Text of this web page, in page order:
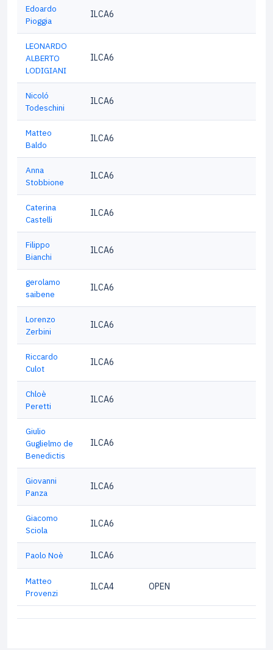
Edoardo
Pioggia
ILCA6
LEONARDO
ALBERTO
LODIGIANI
ILCA6
Nicoló
Todeschini
ILCA6
Matteo
Baldo
ILCA6
Anna
Stobbione
ILCA6
Caterina
Castelli
ILCA6
Filippo
Bianchi
ILCA6
gerolamo
saibene
ILCA6
Lorenzo
Zerbini
ILCA6
Riccardo
Culot
ILCA6
Chloè
Peretti
ILCA6
Giulio
Guglielmo de
Benedictis
ILCA6
Giovanni
Panza
ILCA6
Giacomo
Sciola
ILCA6
Paolo Noè ILCA6
Matteo
Provenzi
ILCA4 OPEN